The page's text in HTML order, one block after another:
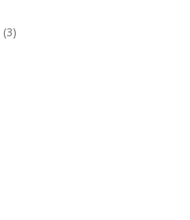
(3)